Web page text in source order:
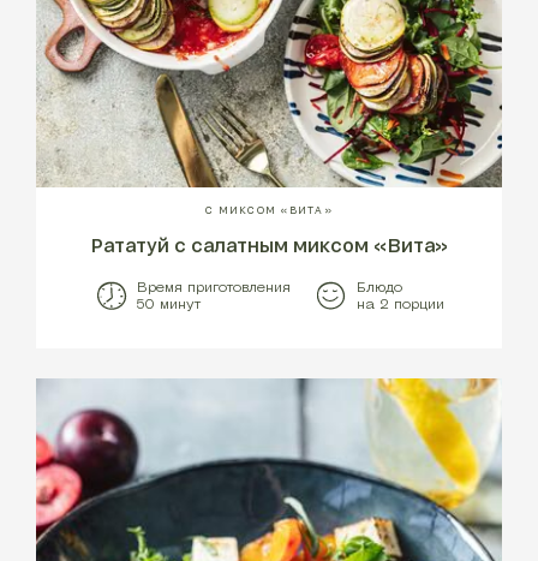
С МИКСОМ «ВИТА»
Рататуй с салатным миксом «Вита»
Время приготовления
50 минут
Блюдо
на 2 порции